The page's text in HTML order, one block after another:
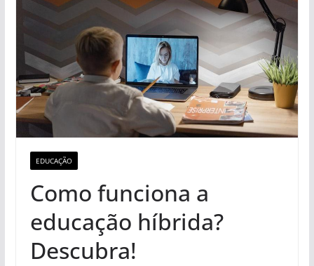
EDUCAÇÃO
Como funciona a
educação híbrida?
Descubra!